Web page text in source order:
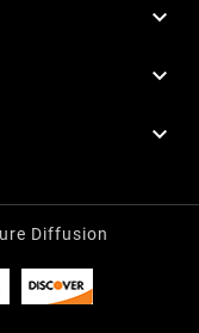



Diffusion